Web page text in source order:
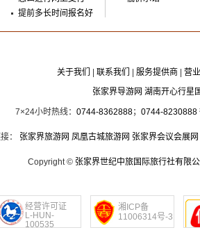
提前多长时间报名好
关于我们 联系我们 服务提供商
营
张家界导游网 湖南开心行星
7×24小时热线： 0744-8362888； 0744-8230888
： 张家界旅游网 凤凰古城旅游网 张家界会议会展网
Copyright © 张家界世纪中旅国际旅行社有限
经营许可证
L-HUN-
100535
湘ICP备
11006314号-3